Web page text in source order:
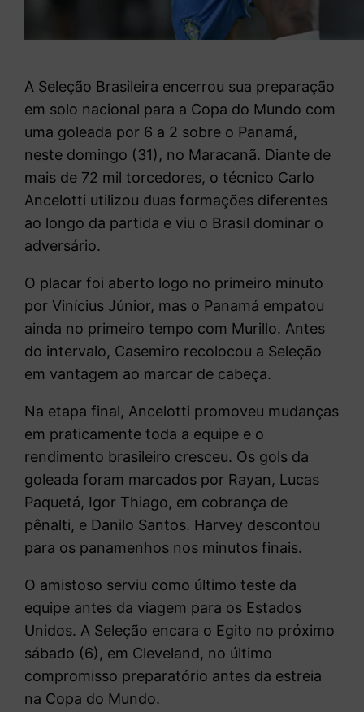
A Seleção Brasileira encerrou sua preparação
em solo nacional para a Copa do Mundo com
uma goleada por 6 a 2 sobre o Panamá,
neste domingo (31), no Maracanã. Diante de
mais de 72 mil torcedores, o técnico Carlo
Ancelotti utilizou duas formações diferentes
ao longo da partida e viu o Brasil dominar o
adversário.
O placar foi aberto logo no primeiro minuto
porVinícius Júnior, mas o Panamá empatou
ainda no primeiro tempo com Murillo. Antes
do intervalo, Casemiro recolocou a Seleção
em vantagem ao marcar de cabeça.
Na etapa final, Ancelotti promoveu mudanças
em praticamente toda a equipe e o
rendimento brasileiro cresceu. Os gols da
goleada foram marcados por Rayan, Lucas
Paquetá, Igor Thiago, em cobrança de
pênalti, e Danilo Santos. Harvey descontou
para os panamenhos nos minutos finais.
O amistoso serviu como último teste da
equipe antes da viagem para os Estados
Unidos. A Seleção encara o Egito no próximo
sábado (6), em Cleveland, no último
compromisso preparatório antes da estreia
na Copa do Mundo.